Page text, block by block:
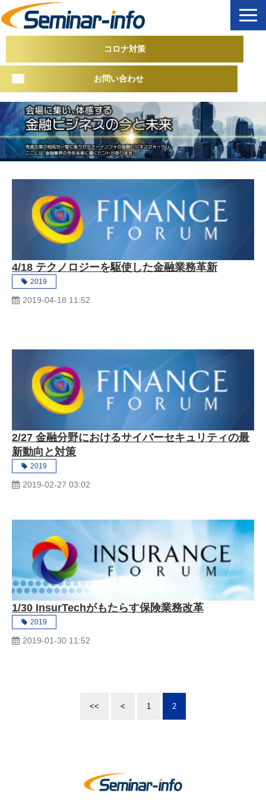
コロナ対策
お問い合わせ
トップページ
募集中 / 今後の開催予定
開催終了フォーラム
4/18 テクノロジーを駆使した金融業務革新
2019
2019-04-18 11:52
2/27 金融分野におけるサイバーセキュリティの最
新動向と対策
2019
2019-02-27 03:02
1/30 InsurTechがもたらす保険業務改革
2019
2019-01-30 11:52
<< < 1 2